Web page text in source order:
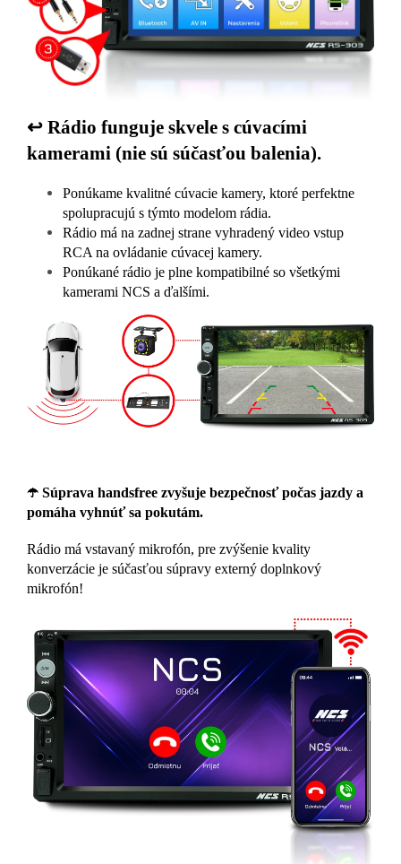
↩️ Rádio funguje skvele s cúvacími
kamerami (nie sú súčasťou balenia).
Ponúkame kvalitné cúvacie kamery, ktoré perfektne
spolupracujú s týmto modelom rádia.
Rádio má na zadnej strane vyhradený video vstup
RCA na ovládanie cúvacej kamery.
Ponúkané rádio je plne kompatibilné so všetkými
kamerami NCS a ďalšími.
☂️ Súprava handsfree zvyšuje bezpečnosť počas jazdy a
pomáha vyhnúť sa pokutám.
Rádio má vstavaný mikrofón, pre zvýšenie kvality
konverzácie je súčasťou súpravy externý doplnkový
mikrofón!